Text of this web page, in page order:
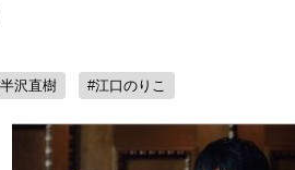
沢直樹 #江口のりこ